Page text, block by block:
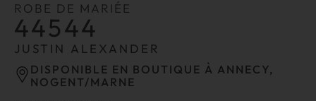
ROBE DE MARIÉE
44544
JUSTIN ALEXANDER
DISPONIBLE EN BOUTIQUE À ANNECY,
NOGENT/MARNE